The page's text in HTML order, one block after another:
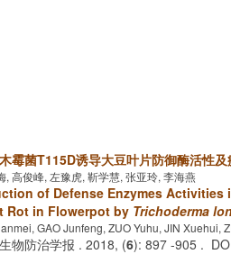
霉菌T115D诱导大豆叶片防御酶活性
, 高俊峰, 左豫虎, 靳学慧, 张亚玲, 李海燕
of Defense Enzymes
Rot in Flowerpot by Trichoderma
GAO Junfeng, ZUO Yuhu, JIN Xuehui,
物防治学报 . 2018, (6): 897 -905 .